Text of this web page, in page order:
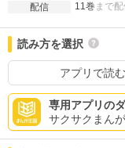
配信
11巻 まで
読み方を選択
アプリで読む
専用アプリの
サクサクまん